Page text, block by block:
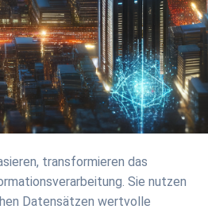
transformieren das
Sie nutzen
Datensätzen wertvolle